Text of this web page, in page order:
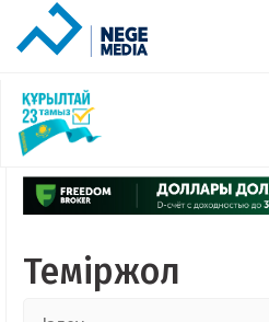
Теміржол